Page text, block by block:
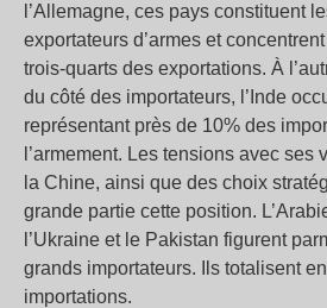
l’Allemagne, ces pays constituent
exportateurs d’armes et
trois-quarts des exportations. À
du côté des importateurs, l’Inde
représentant près de 10% des
l’armement. Les tensions avec ses
la Chine, ainsi que des choix
grande partie cette position.
l’Ukraine et le Pakistan figurent
grands importateurs. Ils totalisent
importations.